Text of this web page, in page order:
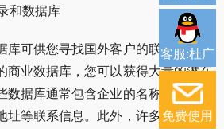
和数据库
库可供您寻找国外客户的联系方式。
商业数据库，您可以获得大量的潜在
据库通常包含企业的名称、地址、
址等联系信息。此外，许多商业目录
客服:杜广
免费使用